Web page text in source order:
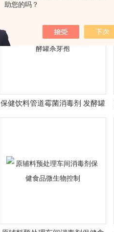
助您的吗？
保健饮料管道霉菌消毒剂 发酵罐
杀芽孢